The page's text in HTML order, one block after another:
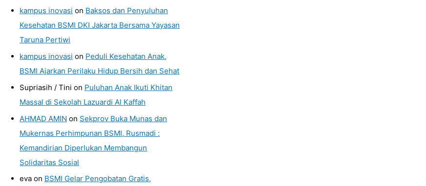
kampus inovasi on Baksos dan Penyuluhan
Kesehatan BSMI DKI Jakarta Bersama Yayasan
Taruna Pertiwi
kampus inovasi on Peduli Kesehatan Anak,
BSMI Ajarkan Perilaku Hidup Bersih dan Sehat
Supriasih / Tini on Puluhan Anak Ikuti Khitan
Massal di Sekolah Lazuardi Al Kaffah
AHMAD AMIN on Sekprov Buka Munas dan
Mukernas Perhimpunan BSMI, Rusmadi :
Kemandirian Diperlukan Membangun
Solidaritas Sosial
eva on BSMI Gelar Pengobatan Gratis,